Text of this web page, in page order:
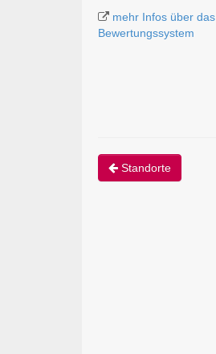
mehr Infos über das
Bewertungssystem
Standorte